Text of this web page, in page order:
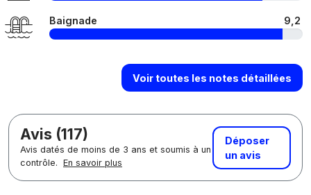
Baignade 9,2
Voir toutes les notes détaillées
Avis (117)
Avis datés de moins de 3 ans et soumis à un
contrôle. En savoir plus
Déposer
un avis